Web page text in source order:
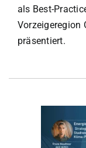
als Best-
Vorzeigeregion
präsentiert.